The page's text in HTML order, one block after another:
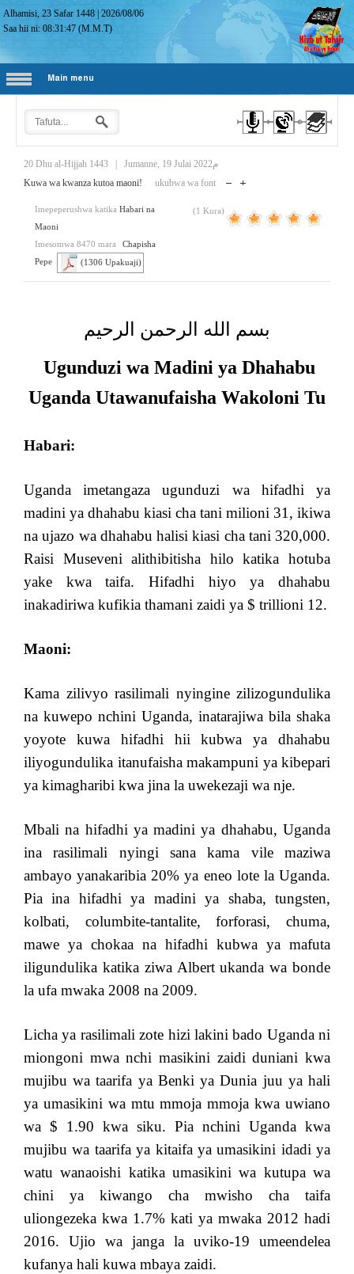
Alhamisi, 23 Safar 1448 |2026/08/06
Saa hii ni:08:31:48 (M.M.T)
Main menu
20 Dhu al-Hijjah 1443
Jumanne, 19 Julai 2022م
Kuwa wa kwanza kutoa maoni!
ukubwa wa font
Imepeperushwa katika Habari na
Maoni
Imesomwa 8470 mara
Chapisha
Pepe
(1306 Upakuaji)
(1 Kura)
بسم الله الرحمن الرحيم
Ugunduzi wa Madini ya Dhahabu
Uganda Utawanufaisha Wakoloni Tu
Habari:
Uganda imetangaza ugunduzi wa hifadhi ya
madini ya dhahabu kiasi cha tani milioni 31, ikiwa
na ujazo wa dhahabu halisi kiasi cha tani 320,000.
Raisi Museveni alithibitisha hilo katika hotuba
yake kwa taifa. Hifadhi hiyo ya dhahabu
inakadiriwa kufikia thamani zaidi ya $ trillioni 12.
Maoni:
Kama zilivyo rasilimali nyingine zilizogundulika
na kuwepo nchini Uganda, inatarajiwa bila shaka
yoyote kuwa hifadhi hii kubwa ya dhahabu
iliyogundulika itanufaisha makampuni ya kibepari
ya kimagharibi kwa jina la uwekezaji wa nje.
Mbali na hifadhi ya madini ya dhahabu, Uganda
ina rasilimali nyingi sana kama vile maziwa
ambayo yanakaribia 20% ya eneo lote la Uganda.
Pia ina hifadhi ya madini ya shaba, tungsten,
kolbati, columbite-tantalite, forforasi, chuma,
mawe ya chokaa na hifadhi kubwa ya mafuta
iligundulika katika ziwa Albert ukanda wa bonde
la ufa mwaka 2008 na 2009.
Licha ya rasilimali zote hizi lakini bado Uganda ni
miongoni mwa nchi masikini zaidi duniani kwa
mujibu wa taarifa ya Benki ya Dunia juu ya hali
ya umasikini wa mtu mmoja mmoja kwa uwiano
wa $ 1.90 kwa siku. Pia nchini Uganda kwa
mujibu wa taarifa ya kitaifa ya umasikini idadi ya
watu wanaoishi katika umasikini wa kutupa wa
chini ya kiwango cha mwisho cha taifa
uliongezeka kwa 1.7% kati ya mwaka 2012 hadi
2016. Ujio wa janga la uviko-19 umeendelea
kufanya hali kuwa mbaya zaidi.